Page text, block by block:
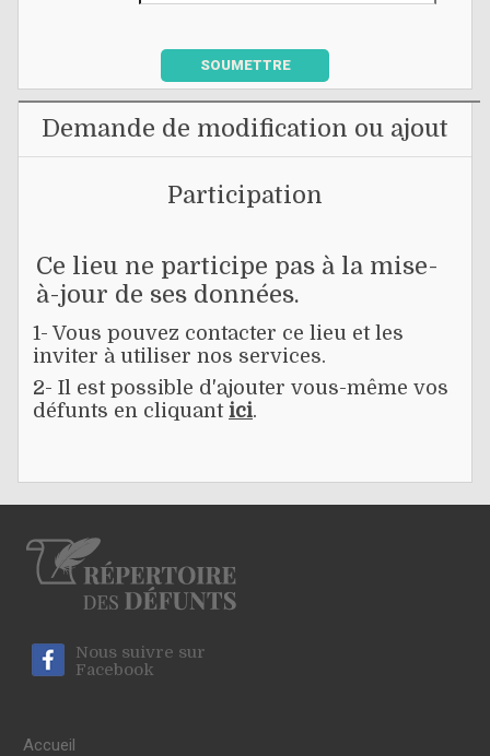
SOUMETTRE
Demande de modification ou ajout
Participation
Ce lieu ne participe pas à la mise-
à-jour de ses données.
1- Vous pouvez contacter ce lieu et les
inviter à utiliser nos services.
2- Il est possible d'ajouter vous-même vos
défunts en cliquant ici.
Nous suivre sur
Facebook
Accueil